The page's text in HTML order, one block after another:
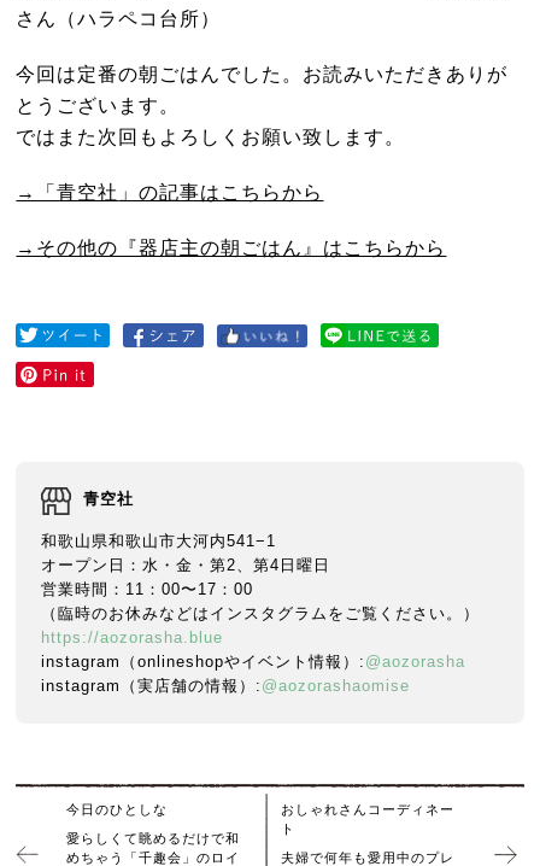
さん（ハラペコ台所）
今回は定番の朝ごはんでした。お読みいただきありが
とうございます。
ではまた次回もよろしくお願い致します。
→「青空社 」の記事はこちらから
→その他の『器店主の朝ごはん』はこちらから
青空社
和歌山県和歌山市大河内541−1
オープン日：水・金・第2、第4日曜日
営業時間：11：00〜17：00
（臨時のお休みなどはインスタグラムをご覧ください。）
https://aozorasha.blue
instagram（onlineshopやイベント情報）: @aozorasha
instagram（実店舗の情報）: @aozorashaomise
今日のひとしな
愛らしくて眺めるだけで和
めちゃう「千趣会」のロイ
おしゃれさんコーディネー
ト
夫婦で何年も愛用中のプレ